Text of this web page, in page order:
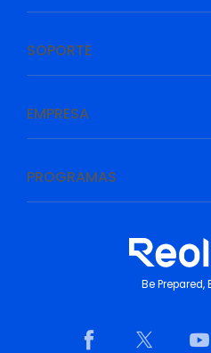
SOPORTE
EMPRESA
PROGRAMAS
Be Prepared,